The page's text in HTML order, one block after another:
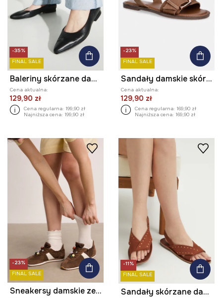
-35%
FINAL SALE
Baleriny skórzane damskie z elastyczną podeszwą kolor czarny
Cena aktualna:
129,90 zł
Cena regularna: 199,90 zł
Najniższa cena: 199,90 zł
-23%
FINAL SALE
Sandały damskie skórzane z klamrą
Cena aktualna:
129,90 zł
Cena regularna: 169,90 zł
Najniższa cena: 169,90 zł
-23%
FINAL SALE
Sneakersy damskie ze skórą zamszową
-11%
FINAL SALE
Sandały skórzane damskie z aplikacją kolor brązowy